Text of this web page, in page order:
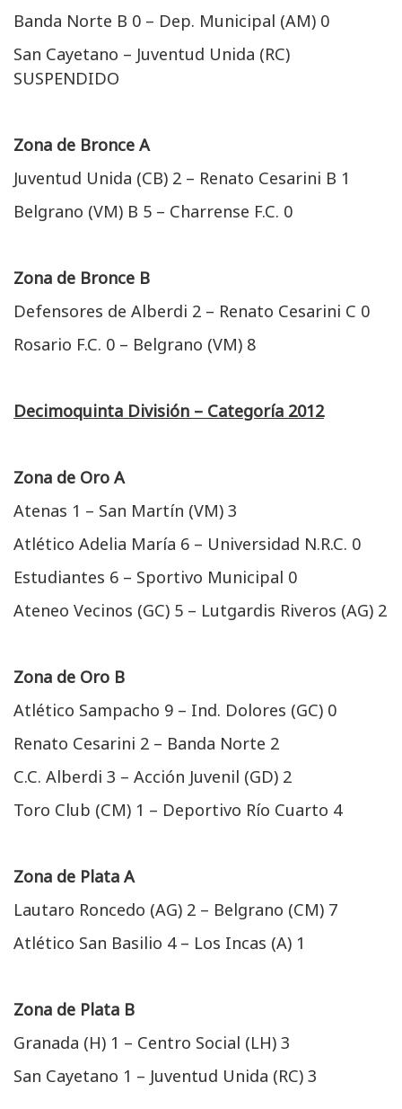
Banda Norte B 0 – Dep. Municipal (AM) 0
San Cayetano – Juventud Unida (RC)
SUSPENDIDO
Zona de Bronce A
Juventud Unida (CB) 2 – Renato Cesarini B 1
Belgrano (VM) B 5 – Charrense F.C. 0
Zona de Bronce B
Defensores de Alberdi 2 – Renato Cesarini C 0
Rosario F.C. 0 – Belgrano (VM) 8
Decimoquinta División – Categoría 2012
Zona de Oro A
Atenas 1 – San Martín (VM) 3
Atlético Adelia María 6 – Universidad N.R.C. 0
Estudiantes 6 – Sportivo Municipal 0
Ateneo Vecinos (GC) 5 – Lutgardis Riveros (AG) 2
Zona de Oro B
Atlético Sampacho 9 – Ind. Dolores (GC) 0
Renato Cesarini 2 – Banda Norte 2
C.C. Alberdi 3 – Acción Juvenil (GD) 2
Toro Club (CM) 1 – Deportivo Río Cuarto 4
Zona de Plata A
Lautaro Roncedo (AG) 2 – Belgrano (CM) 7
Atlético San Basilio 4 – Los Incas (A) 1
Zona de Plata B
Granada (H) 1 – Centro Social (LH) 3
San Cayetano 1 – Juventud Unida (RC) 3